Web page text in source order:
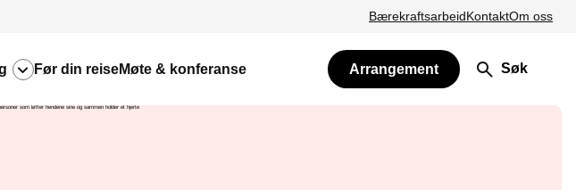
BærekraftsarbeidKontaktOm oss
Før din reiseMøte & konferanse Arrangement Søk